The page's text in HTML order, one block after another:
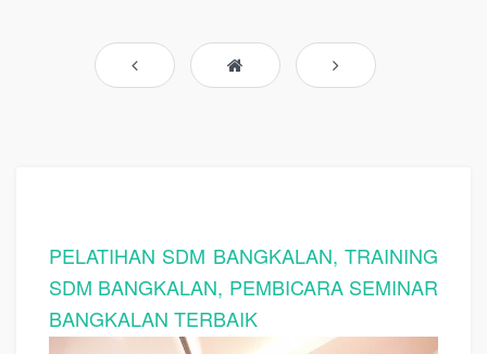
PELATIHAN SDM BANGKALAN, TRAINING
SDM BANGKALAN, PEMBICARA SEMINAR
BANGKALAN TERBAIK